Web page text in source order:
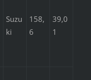
Suzu
ki
158,
6
39,0
1